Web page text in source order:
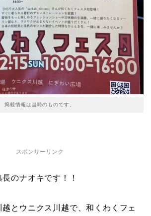
掲載情報は当時のものです。
スポンサーリンク
のナオキです！！
とウニクス川越で、和くわくフェ